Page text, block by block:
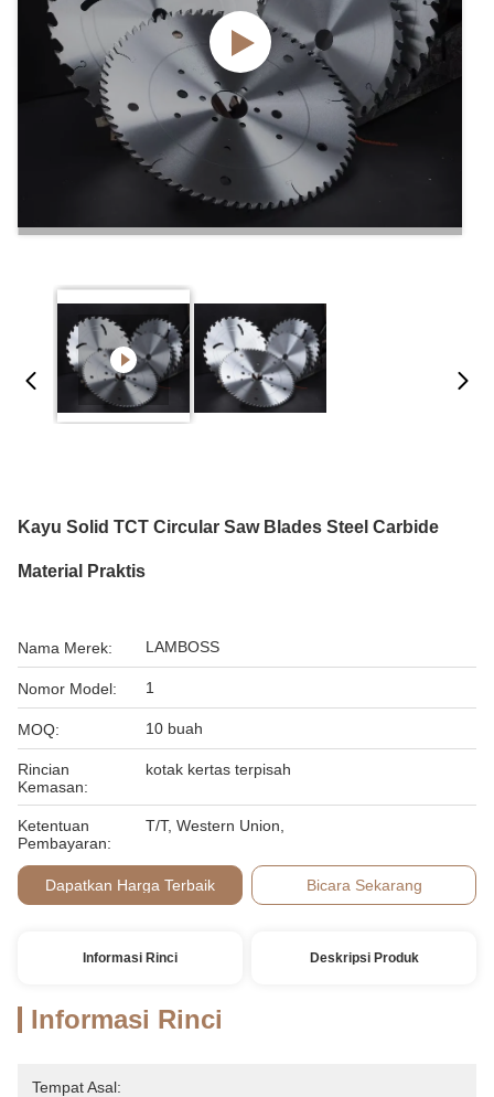
Kayu Solid TCT Circular Saw Blades Steel Carbide
Material Praktis
Nama Merek: LAMBOSS
Nomor Model: 1
MOQ: 10 buah
Rincian
Kemasan:
kotak kertas terpisah
Ketentuan
Pembayaran:
T/T, Western Union,
Dapatkan Harga Terbaik Bicara Sekarang
Informasi Rinci Deskripsi Produk
Informasi Rinci
Tempat Asal: